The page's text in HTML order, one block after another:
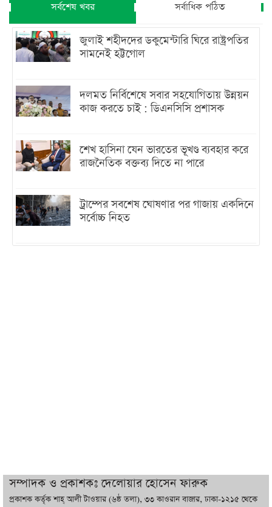
সর্বশেষ খবর সর্বাধিক পঠিত
জুলাই শহীদদের ডকুমেন্টারি ঘিরে রাষ্ট্রপতির
সামনেই হট্টগোল
দলমত নির্বিশেষে সবার সহযোগিতায় উন্নয়ন
কাজ করতে চাই : ডিএনসিসি প্রশাসক
শেখ হাসিনা যেন ভারতের ভূখণ্ড ব্যবহার করে
রাজনৈতিক বক্তব্য দিতে না পারে
ট্রাম্পের সবশেষ ঘোষণার পর গাজায় একদিনে
সর্বোচ্চ নিহত
দুবাইয়ে বেনজীরের জামিন বাতিল করতে ল
ফার্ম নিয়োগ করেছে সরকার
সম্পাদক ও প্রকাশকঃ দেলোয়ার হোসেন ফারুক
প্রকাশক কর্তৃক শাহ্ আলী টাওয়ার (৬ষ্ঠ তলা), ৩৩ কাওরান বাজার, ঢাকা-১২১৫ থেকে